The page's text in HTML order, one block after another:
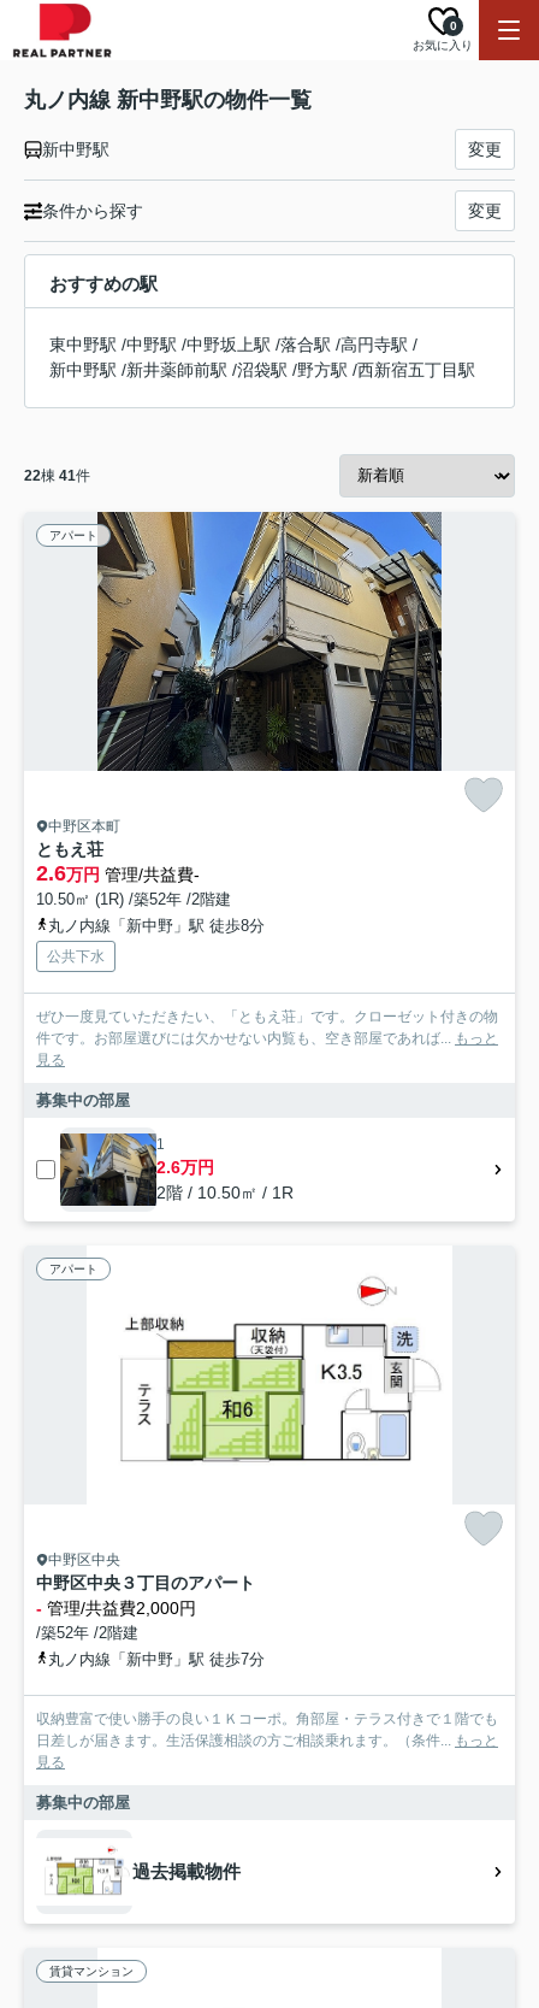
お気に入り
0
丸ノ内線 新中野駅の物件一覧
新中野駅 変更
条件から探す 変更
おすすめの駅
東中野駅 /中野駅 /中野坂上駅 /落合駅 /高円寺駅 /
新中野駅 /新井薬師前駅 /沼袋駅 /野方駅 /西新宿五丁目駅
22棟 41件
アパート
中野区本町
ともえ荘
2.6万円 管理/共益費-
10.50㎡ (1R) /築52年 /2階建
丸ノ内線「新中野」駅 徒歩8分
公共下水
ぜひ一度見ていただきたい、「ともえ荘」です。クローゼット付きの物
件です。お部屋選びには欠かせない内覧も、空き部屋であれば... もっと
見る
募集中の部屋
1
2.6万円
2階 / 10.50㎡ / 1R
アパート
中野区中央
中野区中央３丁目のアパート
- 管理/共益費2,000円
/築52年 /2階建
丸ノ内線「新中野」駅 徒歩7分
収納豊富で使い勝手の良い１Ｋコーポ。角部屋・テラス付きで１階でも
日差しが届きます。生活保護相談の方ご相談乗れます。（条件... もっと
見る
募集中の部屋
過去掲載物件
賃貸マンション